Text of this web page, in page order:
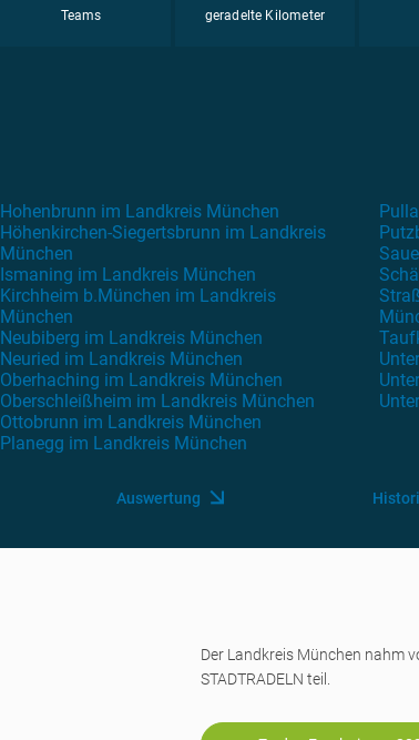
Teams geradelte Kilometer
Hohenbrunn im Landkreis München
Höhenkirchen-Siegertsbrunn im Landkreis
München
Ismaning im Landkreis München
Kirchheim b.München im Landkreis
München
Neubiberg im Landkreis München
Neuried im Landkreis München
Oberhaching im Landkreis München
Oberschleißheim im Landkreis München
Ottobrunn im Landkreis München
Planegg im Landkreis München
Auswertung
Der Landkreis München nahm
STADTRADELN teil.